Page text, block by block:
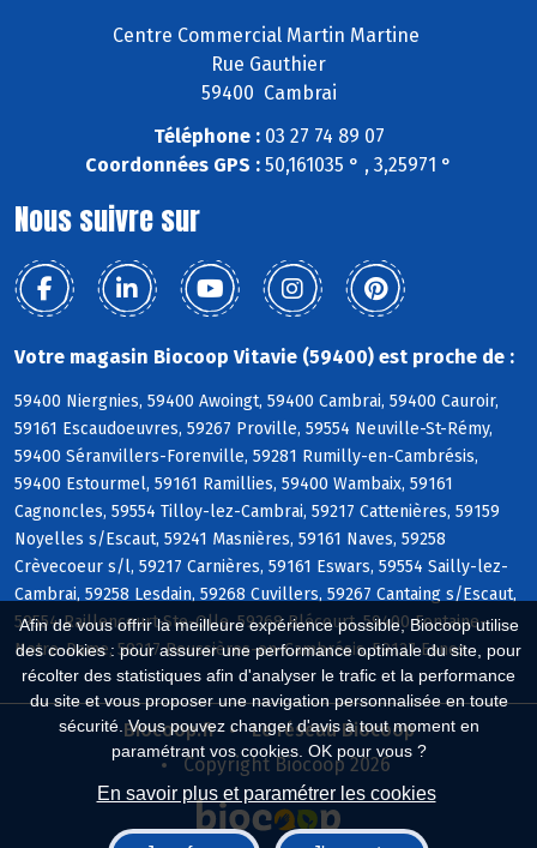
Afin de vous offrir la meilleure expérience possible, Biocoop utilise
des cookies : pour assurer une performance optimale du site, pour
récolter des statistiques afin d'analyser le trafic et la performance
du site et vous proposer une navigation personnalisée en toute
sécurité. Vous pouvez changer d'avis à tout moment en
paramétrant vos cookies. OK pour vous ?
En savoir plus et paramétrer les cookies
Centre Commercial Martin Martine
Rue Gauthier
59400 Cambrai
Téléphone :03 27 74 89 07
Coordonnées GPS : 50,161035 ° , 3,25971 °
Nous suivre sur
Votre magasin Biocoop Vitavie (59400) est proche de :
59400 Niergnies, 59400 Awoingt, 59400 Cambrai, 59400 Cauroir,
59161 Escaudoeuvres, 59267 Proville, 59554 Neuville-St-Rémy,
59400 Séranvillers-Forenville, 59281 Rumilly-en-Cambrésis,
59400 Estourmel, 59161 Ramillies, 59400 Wambaix, 59161
Cagnoncles, 59554 Tilloy-lez-Cambrai, 59217 Cattenières, 59159
Noyelles s/Escaut, 59241 Masnières, 59161 Naves, 59258
Crèvecoeur s/l, 59217 Carnières, 59161 Eswars, 59554 Sailly-lez-
Cambrai, 59258 Lesdain, 59268 Cuvillers, 59267 Cantaing s/Escaut,
59554 Raillencourt-Ste-Olle, 59268 Blécourt, 59400 Fontaine-
Notre-Dame, 59217 Boussières-en-Cambrésis, 59127 Esnes
Biocoop.fr
Le réseau Biocoop
Copyright Biocoop 2026